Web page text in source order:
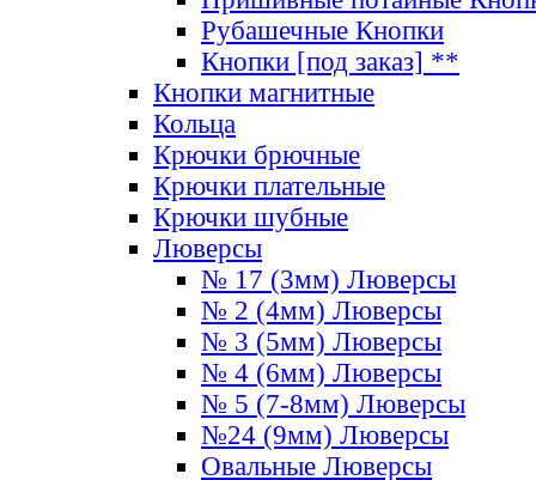
Рубашечные Кнопки
Кнопки [под заказ] **
Кнопки магнитные
Кольца
Крючки брючные
Крючки плательные
Крючки шубные
Люверсы
№ 17 (3мм) Люверсы
№ 2 (4мм) Люверсы
№ 3 (5мм) Люверсы
№ 4 (6мм) Люверсы
№ 5 (7-8мм) Люверсы
№24 (9мм) Люверсы
Овальные Люверсы